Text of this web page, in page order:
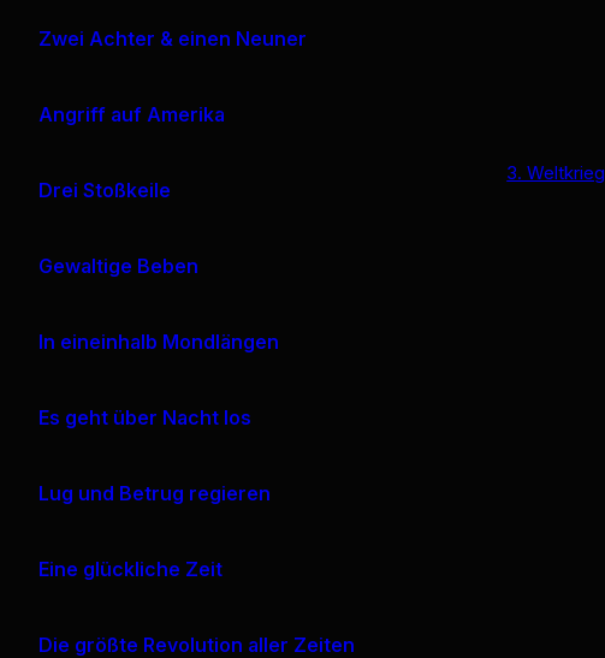
Zwei Achter & einen Neuner
Angriff auf Amerika
Drei Stoßkeile
3. Weltkrieg
Gewaltige Beben
In eineinhalb Mondlängen
Es geht über Nacht los
Lug und Betrug regieren
Eine glückliche Zeit
Die größte Revolution aller Zeiten